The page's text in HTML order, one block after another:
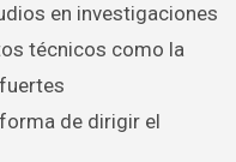
en investigaciones
técnicos como la
de dirigir el